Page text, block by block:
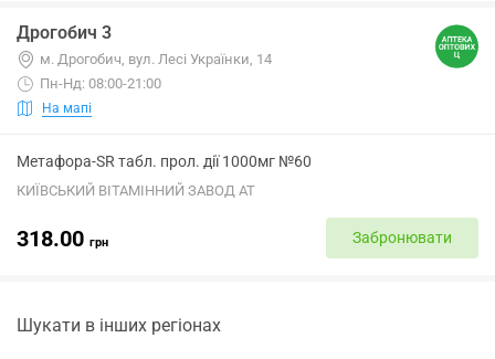
Дрогобич 3
м. Дрогобич, вул. Лесі Українки, 14
Пн-Нд: 08:00-21:00
На мапі
Метафора-SR табл. прол. дії 1000мг №60
КИЇВСЬКИЙ ВІТАМІННИЙ ЗАВОД АТ
318.00 грн Забронювати
Шукати в інших регіонах